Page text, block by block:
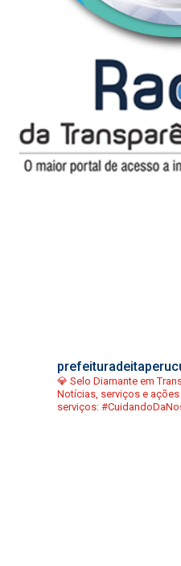
💎 Selo Diamante em
Notícias, serviços e
serviços: